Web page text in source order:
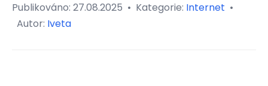
Publikováno: 27.08.2025 • Kategorie: Internet •
Autor: Iveta